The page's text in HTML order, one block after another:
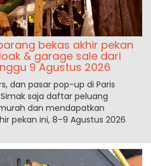
bekas akhir pekan
& garage sale dari
9 Agustus 2026
dan pasar pop-up di Paris
saja daftar peluang
dan mendapatkan
pekan ini, 8–9 Agustus 2026